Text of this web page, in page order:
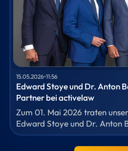
15.05.2026•11:56
Edward Stoye und Dr. Anton
Partner bei activelaw
Zum 01. Mai 2026 traten
Edward Stoye und Dr. Anton
die Kanzlei ein.